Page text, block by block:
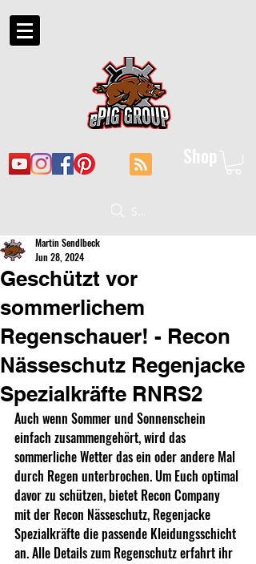
Shop
Suche
Geschützt vor
sommerlichem
Regenschauer! - Recon
Nässeschutz Regenjacke
Spezialkräfte RNRS2
Martin Sendlbeck
Jun 28, 2024
Auch wenn Sommer und Sonnenschein
einfach zusammengehört, wird das
sommerliche Wetter das ein oder andere Mal
durch Regen unterbrochen. Um Euch optimal
davor zu schützen, bietet Recon Company
mit der Recon Nässeschutz, Regenjacke
Spezialkräfte die passende Kleidungsschicht
an. Alle Details zum Regenschutz erfahrt ihr